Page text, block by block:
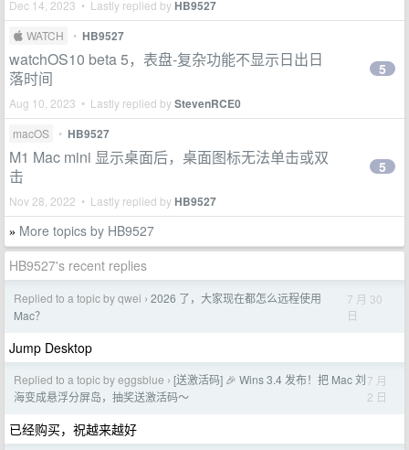
Dec 14, 2023 • Lastly replied byHB9527
 WATCH • HB9527
watchOS10 beta 5，表盘-复杂功能不显示日出日
落时间
Aug 10, 2023 • Lastly replied byStevenRCE0
5
macOS • HB9527
M1 Mac mini 显示桌面后，桌面图标无法单击或双
击
Nov 28, 2022 • Lastly replied byHB9527
5
» More topics by HB9527
HB9527's recent replies
Replied to a topic by qwei › 2026 了，大家现在都怎么远程使用
Mac？
7 月 30
日
Jump Desktop
Replied to a topic by eggsblue › [送激活码] 🎉 Wins 3.4 发布！把 Mac 刘
海变成悬浮分屏岛，抽奖送激活码～
7 月
2 日
已经购买，祝越来越好